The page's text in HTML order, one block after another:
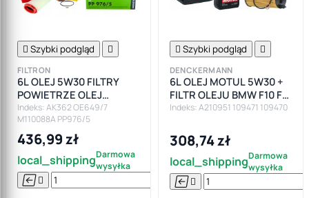
 Szybki podgląd 
FILTRON
6L OLEJ 5W30 FILTRY
POWIETRZE OLEJ
PALIWO KABINA BMW
E90 E91 E87 2.0D M47
Indeks: AK362 OE649/7
M110088A PP976/5
436,99 zł
local_shippingDarmowa
wysyłka
  

 Szybki podgląd 
DENCKERMANN
6L OLEJ MOTUL 5W30 +
FILTR OLEJU BMW F10 F11
F20 F30 F82 E90 E92 E87
Indeks: A210951 109471 109470
308,74 zł
local_shippingDarmowa
wysyłka
 